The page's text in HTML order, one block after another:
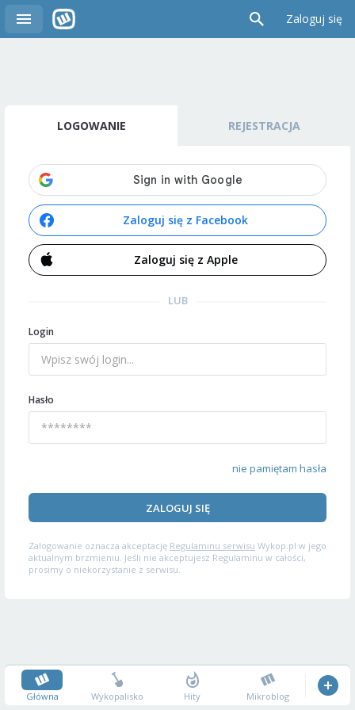
Zaloguj się
LOGOWANIE REJESTRACJA
Zaloguj się z Facebook
Zaloguj się z Apple
LUB
Login
Hasło
nie pamiętam hasła
ZALOGUJ SIĘ
Zalogowanie oznacza akceptację Regulaminu serwisu Wykop.pl w jego
aktualnym brzmieniu. Jeśli nie akceptujesz Regulaminu w całości,
prosimy o niekorzystanie z serwisu.
Główna Wykopalisko Hity Mikroblog